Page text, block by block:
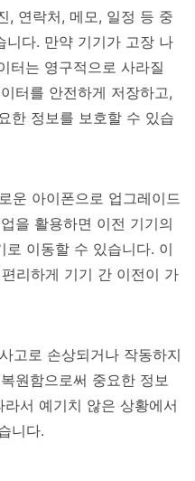
, 연락처, 메모, 일정 등 중
니다. 만약 기기가 고장 나
터는 영구적으로 사라질
터를 안전하게 저장하고,
한 정보를 보호할 수 있습
운 아이폰으로 업그레이드
을 활용하면 이전 기기의
이동할 수 있습니다. 이
리하게 기기 간 이전이 가
고로 손상되거나 작동하지
원함으로써 중요한 정보
서 예기치 않은 상황에서
니다.